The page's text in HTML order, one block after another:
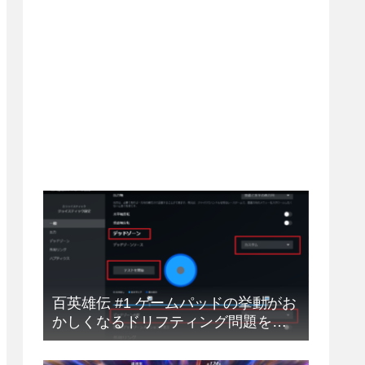
百英雄伝 #1 ゲームパッドの挙動がお
かしくなるドリフティング問題を解
決する方法